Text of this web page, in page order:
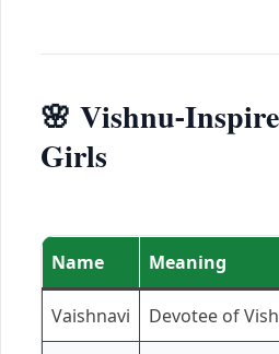
🌸 Vishnu-
Girls
Name Meaning
Vaishnavi Devotee of